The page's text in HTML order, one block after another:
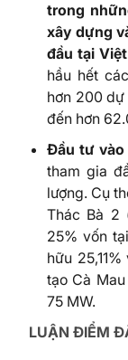
trong
xây dựng
đầu tại
hầu hết
hơn 200
đến hơn
Đầu tư vào
tham gia
lượng. Cụ
Thác Bà 2
25% vốn
hữu
tạo Cà
75 MW.
LUẬN ĐIỂM